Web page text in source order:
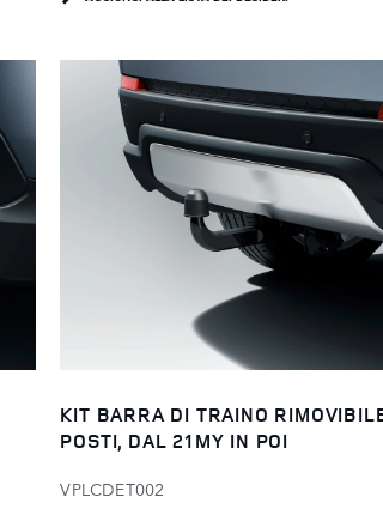
KIT BARRA DI TRAINO
POSTI, DAL 21MY IN POI
VPLCDET002